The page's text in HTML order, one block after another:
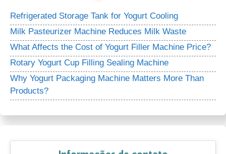
Refrigerated Storage Tank for Yogurt Cooling
Milk Pasteurizer Machine Reduces Milk Waste
What Affects the Cost of Yogurt Filler Machine Price?
Rotary Yogurt Cup Filling Sealing Machine
Why Yogurt Packaging Machine Matters More Than
Products?